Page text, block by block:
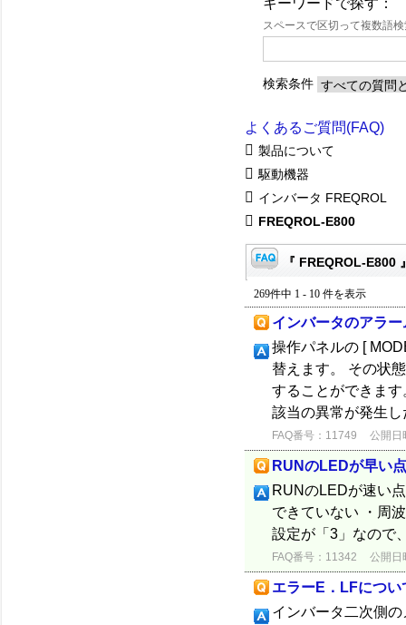
キーワードで探す：
スペースで区切って複数語
検索条件
よくあるご質問(FAQ)
製品について
駆動機器
インバータ FREQROL
FREQROL-E800
『 FREQROL-E800
269件中 1 - 10 件を表示
インバータのアラ
操作パネルの [
替えます。 その状
することができま
該当の異常が発生
FAQ番号：11749 公開日
RUNのLEDが早い
RUNのLEDが速い
できていない ・周
設定が「3」なので
FAQ番号：11342 公開日
エラーE．LFについ
インバータ二次側